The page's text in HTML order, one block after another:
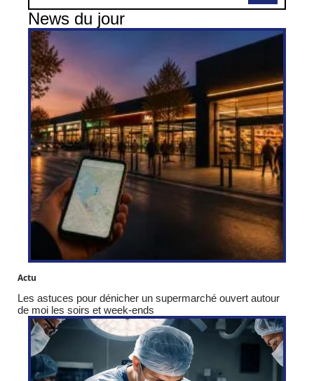
News du jour
Actu
Les astuces pour dénicher un supermarché ouvert autour
de moi les soirs et week-ends